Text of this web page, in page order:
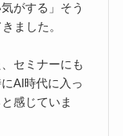
がする」そう
ました。
セミナーにも
AI時代に入っ
感じていま